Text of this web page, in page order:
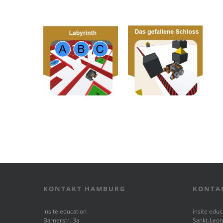
KONTAKT HAMBURG
insite education
Barnerstr. 3a
insite
Sankt-